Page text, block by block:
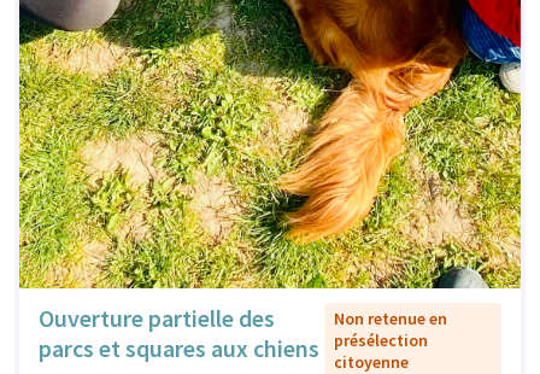
Ouverture partielle des
parcs et squares aux chiens
Non retenue en
présélection
citoyenne